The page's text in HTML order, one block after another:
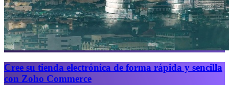
Cree su tienda electrónica de forma rápida y sencilla
con Zoho Commerce